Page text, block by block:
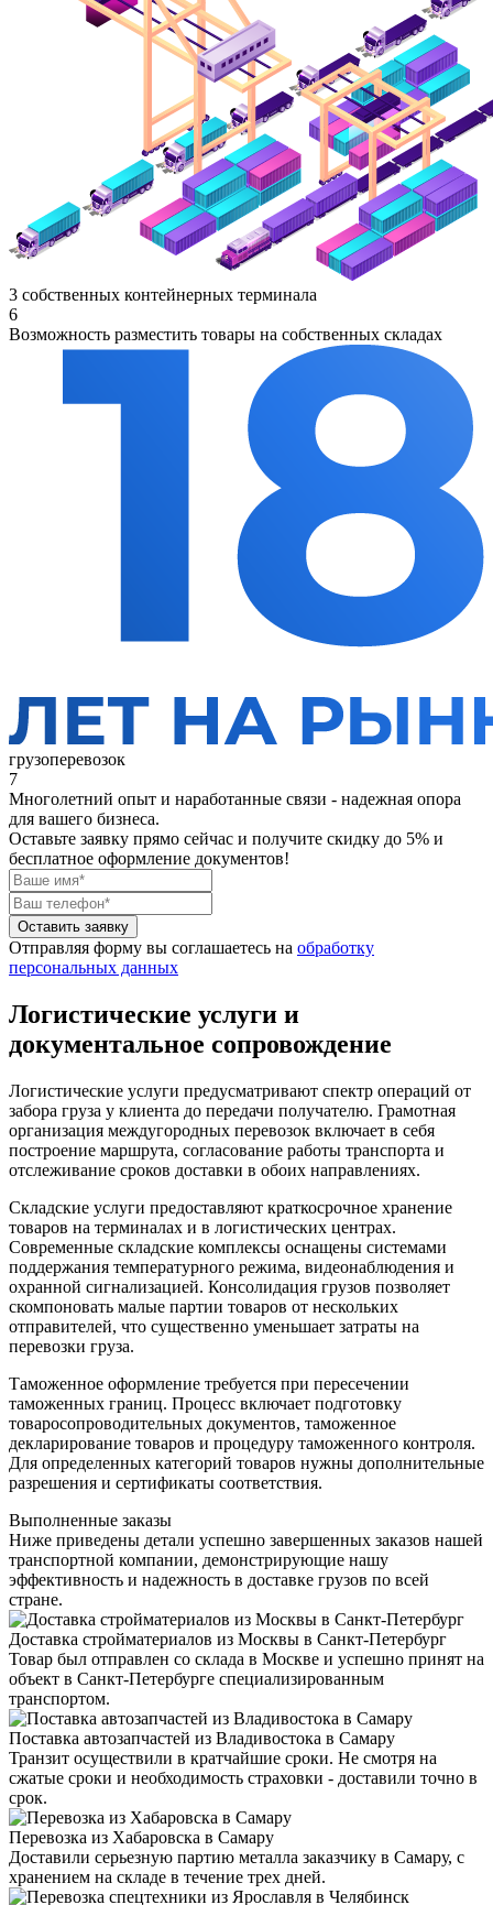
3 собственных контейнерных терминала
6
Возможность разместить товары на собственных складах
грузоперевозок
7
Многолетний опыт и наработанные связи - надежная опора
для вашего бизнеса.
Оставьте заявку прямо сейчас и получите скидку до 5% и
бесплатное оформление документов!
Оставить заявку
Отправляя форму вы соглашаетесь на обработку
персональных данных
Логистические услуги и
документальное сопровождение
Логистические услуги предусматривают спектр операций от
забора груза у клиента до передачи получателю. Грамотная
организация междугородных перевозок включает в себя
построение маршрута, согласование работы транспорта и
отслеживание сроков доставки в обоих направлениях.
Складские услуги предоставляют краткосрочное хранение
товаров на терминалах и в логистических центрах.
Современные складские комплексы оснащены системами
поддержания температурного режима, видеонаблюдения и
охранной сигнализацией. Консолидация грузов позволяет
скомпоновать малые партии товаров от нескольких
отправителей, что существенно уменьшает затраты на
перевозки груза.
Таможенное оформление требуется при пересечении
таможенных границ. Процесс включает подготовку
товаросопроводительных документов, таможенное
декларирование товаров и процедуру таможенного контроля.
Для определенных категорий товаров нужны дополнительные
разрешения и сертификаты соответствия.
Выполненные заказы
Ниже приведены детали успешно завершенных заказов нашей
транспортной компании, демонстрирующие нашу
эффективность и надежность в доставке грузов по всей
стране.
Доставка стройматериалов из Москвы в Санкт-Петербург
Товар был отправлен со склада в Москве и успешно принят на
объект в Санкт-Петербурге специализированным
транспортом.
Поставка автозапчастей из Владивостока в Самару
Транзит осуществили в кратчайшие сроки. Не смотря на
сжатые сроки и необходимость страховки - доставили точно в
срок.
Перевозка из Хабаровска в Самару
Доставили серьезную партию металла заказчику в Самару, с
хранением на складе в течение трех дней.